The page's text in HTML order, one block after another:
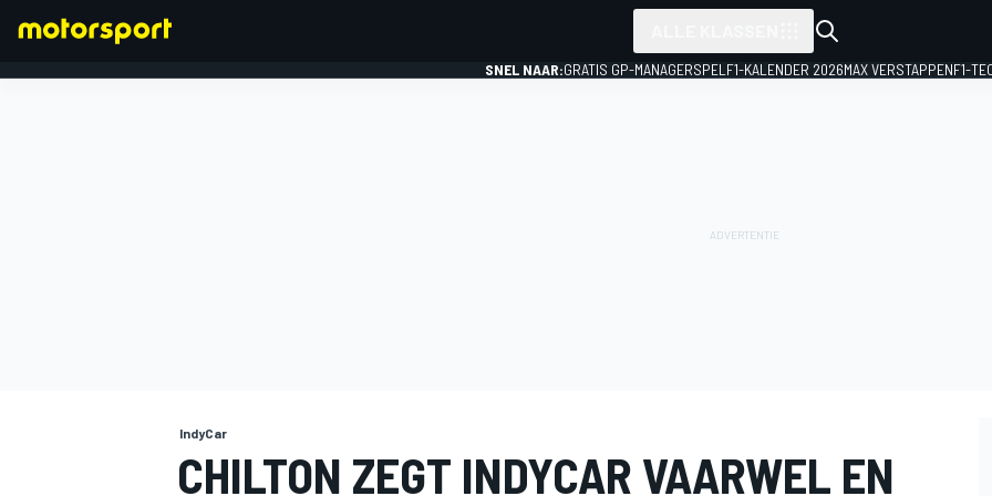
SNEL NAAR:GRATIS GP-MANAGERSPEL F1-KALENDER 2026MAX VERSTAPPENF1-
IndyCar
CHILTON ZEGT INDYCAR VAARWEL EN